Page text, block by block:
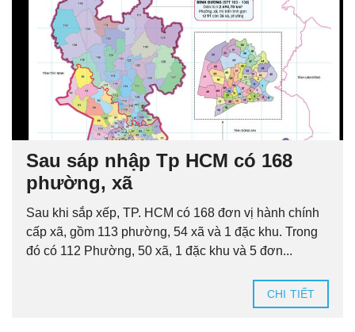
Sau sáp nhập Tp HCM có 168
phường, xã
Sau khi sắp xếp, TP. HCM có 168 đơn vị hành chính
cấp xã, gồm 113 phường, 54 xã và 1 đặc khu. Trong
đó có 112 Phường, 50 xã, 1 đặc khu và 5 đơn...
CHI TIẾT